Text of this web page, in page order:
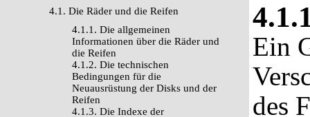
4.1. Die Räder und die Reifen
4.1.1. Die allgemeinen
Informationen über die Räder und
die Reifen
4.1.2. Die technischen
Bedingungen für die
Neuausrüstung der Disks und der
Reifen
4.1.3. Die Indexe der
Ein
des